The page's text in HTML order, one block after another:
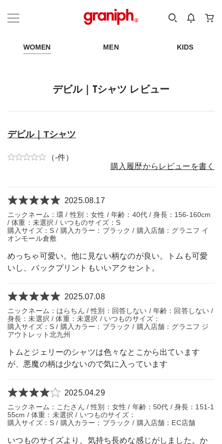
カテゴリーから探す
WOMEN MEN KIDS
デビル｜Tシャツ レビュー
デビル｜Tシャツ
（-件）
購入履歴からレビューを書く
2025.08.17
ニックネーム：環 / 性別：女性 / 年齢：40代 / 身長：156-160cm
/ 体重：未選択 / いつものサイズ：S
購入サイズ：S / 購入カラー：ブラック / 購入店舗：グラニフ イ
オンモール倉敷
めっちゃ可愛い。他に見ない柄なのが良い。トムも可愛
いし、バックプリントもいいアクセント。
2025.07.08
ニックネーム：はらちん / 性別：回答しない / 年齢：回答しない /
身長：未選択 / 体重：未選択 / いつものサイズ：
購入サイズ：S / 購入カラー：ブラック / 購入店舗：グラニフ ジ
アウトレット北九州
トムとジェリーのシャツは色々なとこから出ています
が、悪魔の柄は少ないので気に入っています
2025.04.29
ニックネーム：こたさん / 性別：女性 / 年齢：50代 / 身長：151-1
55cm / 体重：未選択 / いつものサイズ：
購入サイズ：S / 購入カラー：ブラック / 購入店舗：EC店舗
いつものサイズより、気持ち長めな感じがしました。か